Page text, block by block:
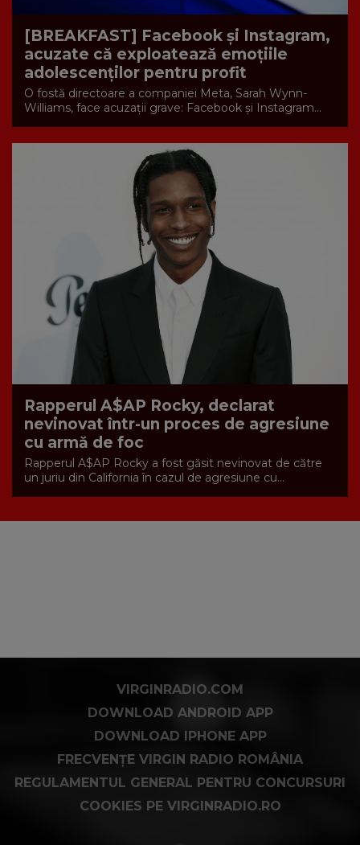
[BREAKFAST] Facebook și Instagram,
acuzate că exploatează emoțiile
adolescenților pentru profit
O fostă directoare a companiei Meta, Sarah Wynn-
Williams, face acuzații grave: Facebook și Instagram...
Rapperul A$AP Rocky, declarat
nevinovat într-un proces de agresiune
cu armă de foc
Rapperul A$AP Rocky a fost găsit nevinovat de către
un juriu din California în cazul de agresiune cu...
VIRGINRADIO.COM
DOWNLOAD ANDROID APP
DOWNLOAD IPHONE APP
FRECVENȚE VIRGIN RADIO ROMÂNIA
REGULAMENTUL GENERAL PENTRU CONCURSURI
COOKIES PE VIRGINRADIO.RO